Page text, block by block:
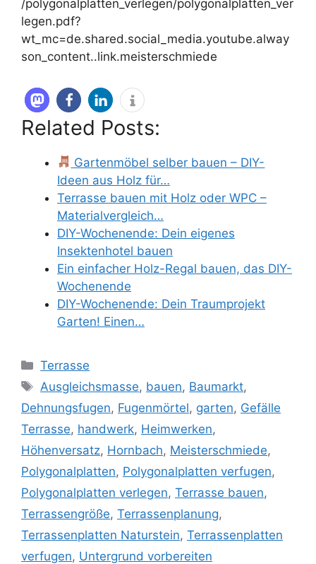
/polygonalplatten_verlegen/polygonalplatten_ver
legen.pdf?
wt_mc=de.shared.social_media.youtube.alway
son_content..link.meisterschmiede
Related Posts:
Gartenmöbel selber bauen – DIY-
Ideen aus Holz für…
Terrasse bauen mit Holz oder WPC –
Materialvergleich…
DIY-Wochenende: Dein eigenes
Insektenhotel bauen
Ein einfacher Holz-Regal bauen, das DIY-
Wochenende
DIY-Wochenende: Dein Traumprojekt
Garten! Einen…
Kategorien
Terrasse
Schlagwörter
Ausgleichsmasse, bauen, Baumarkt,
Dehnungsfugen, Fugenmörtel, garten, Gefälle
Terrasse, handwerk, Heimwerken,
Höhenversatz, Hornbach, Meisterschmiede,
Polygonalplatten, Polygonalplatten verfugen,
Polygonalplatten verlegen, Terrasse bauen,
Terrassengröße, Terrassenplanung,
Terrassenplatten Naturstein, Terrassenplatten
verfugen, Untergrund vorbereiten